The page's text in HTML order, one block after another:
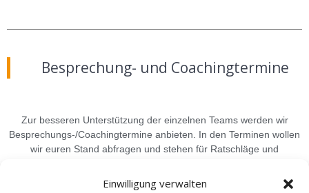
Einwilligung verwalten
Besprechung- und Coachingtermine
Zur besseren Unterstützung der einzelnen Teams werden wir
Besprechungs-/Coachingtermine anbieten. In den Terminen wollen
wir euren Stand abfragen und stehen für Ratschläge und
Gruppenmitglied an einem Termin im Mai und einem Termin im Juni